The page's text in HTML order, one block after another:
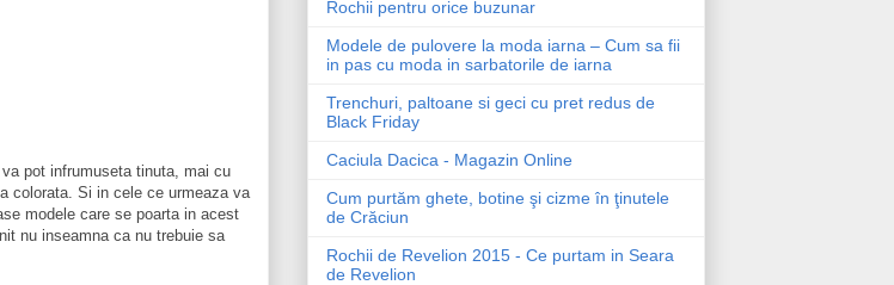
pot infrumuseta tinuta, mai cu
colorata. Si in cele ce urmeaza va
modele care se poarta in acest
nu inseamna ca nu trebuie sa
Rochii pentru orice buzunar
Modele de pulovere la moda iarna – Cum sa fii
in pas cu moda in sarbatorile de iarna
Trenchuri, paltoane si geci cu pret redus de
Black Friday
Caciula Dacica - Magazin Online
Cum purtăm ghete, botine şi cizme în ţinutele
de Crăciun
Rochii de Revelion 2015 - Ce purtam in Seara
de Revelion